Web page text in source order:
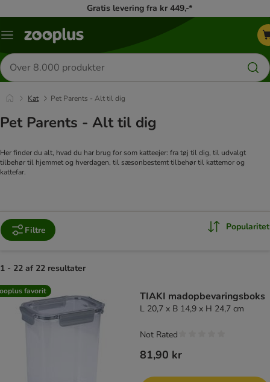
Gratis levering fra kr 449,-*
Menu
Søg
efter
produkter
Kat Pet Parents - Alt til dig
Pet Parents - Alt til dig
Her finder du alt, hvad du har brug for som katteejer: fra tøj til dig, til udvalgt
tilbehør til hjemmet og hverdagen, til sæsonbestemt tilbehør til kattemor og
kattefar.
Filtre Popularitet
1 - 22 af 22 resultater
product items have been changed
favorit TIAKI madopbevaringsboks
L 20,7 x B 14,9 x H 24,7 cm
81,90 kr
Not Rated